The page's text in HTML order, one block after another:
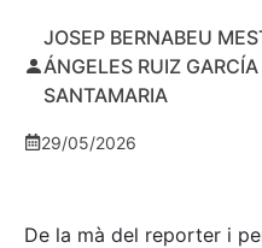
JOSEP BERNABEU
ÁNGELES RUIZ
SANTAMARIA
29/05/2026
De la mà del reporter i